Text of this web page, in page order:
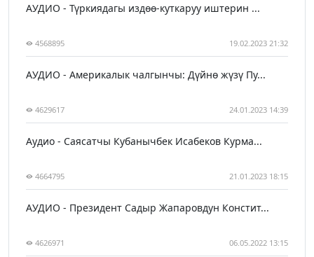
АУДИО - Түркиядагы издөө-куткаруу иштерин ...
4568895 19.02.2023 21:32
АУДИО - Америкалык чалгынчы: Дүйнө жүзү Пу...
4629617 24.01.2023 14:39
Аудио - Саясатчы Кубанычбек Исабеков Курма...
4664795 21.01.2023 18:15
АУДИО - Президент Садыр Жапаровдун Констит...
4626971 06.05.2022 13:15